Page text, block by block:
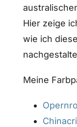
Hier zeige
wie ich
Meine